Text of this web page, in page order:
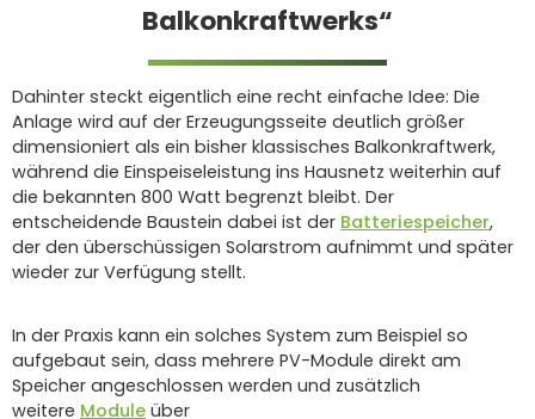
Balkonkraftwerks“
Dahinter steckt eigentlich eine recht einfache Idee: Die
Anlage wird auf der Erzeugungsseite deutlich größer
dimensioniert als ein bisher klassisches Balkonkraftwerk,
während die Einspeiseleistung ins Hausnetz weiterhin auf
die bekannten 800 Watt begrenzt bleibt. Der
entscheidende Baustein dabei ist der Batteriespeicher,
der den überschüssigen Solarstrom aufnimmt und später
wieder zur Verfügung stellt.
In der Praxis kann ein solches System zum Beispiel so
aufgebaut sein, dass mehrere PV-Module direkt am
Speicher angeschlossen werden und zusätzlich
weitere Module über